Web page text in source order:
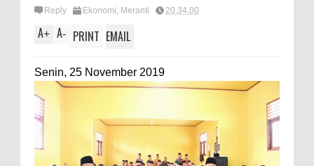
Reply Ekonomi, Meranti 20.34.00
A+ A- PRINT EMAIL
Senin, 25 November 2019